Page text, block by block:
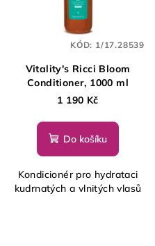
Vitality's Ricci Bloom
Conditioner, 1000 ml
1 190 Kč
Do košíku
Kondicionér pro hydrataci
kudrnatých a vlnitých vlasů
KÓD: 1/17.28539